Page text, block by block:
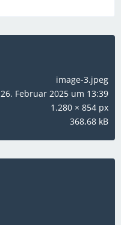
image-3.jpeg
26. Februar 2025 um 13:39
1.280 × 854 px
368,68 kB